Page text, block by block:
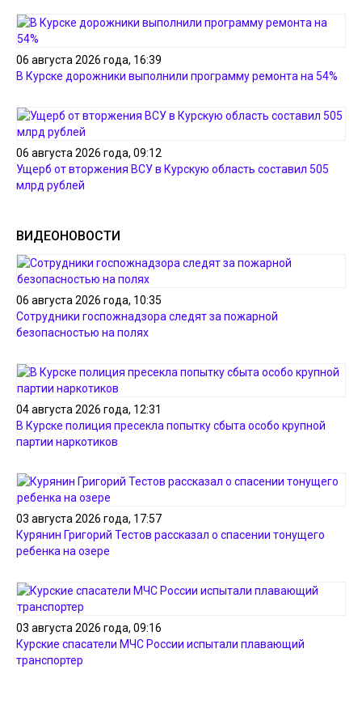
06 августа 2026 года, 16:39
В Курске дорожники выполнили программу ремонта на 54%
06 августа 2026 года, 09:12
Ущерб от вторжения ВСУ в Курскую область составил 505
млрд рублей
ВИДЕОНОВОСТИ
06 августа 2026 года, 10:35
Сотрудники госпожнадзора следят за пожарной
безопасностью на полях
04 августа 2026 года, 12:31
В Курске полиция пресекла попытку сбыта особо крупной
партии наркотиков
03 августа 2026 года, 17:57
Курянин Григорий Тестов рассказал о спасении тонущего
ребенка на озере
03 августа 2026 года, 09:16
Курские спасатели МЧС России испытали плавающий
транспортер